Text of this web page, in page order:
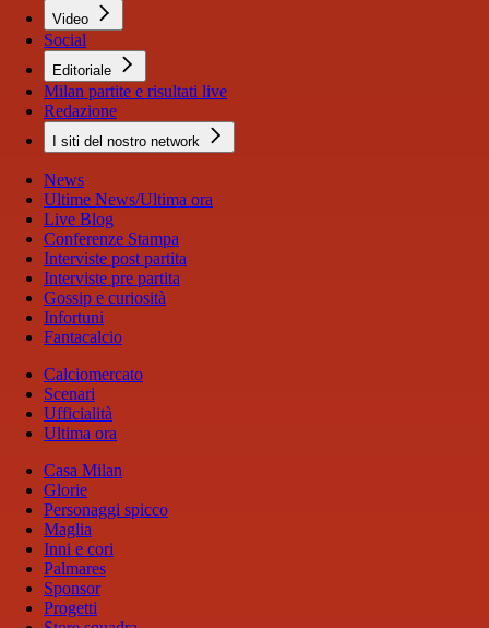
Video
Social
Editoriale
Milan partite e risultati live
Redazione
I siti del nostro network
News
Ultime News/Ultima ora
Live Blog
Conferenze Stampa
Interviste post partita
Interviste pre partita
Gossip e curiosità
Infortuni
Fantacalcio
Calciomercato
Scenari
Ufficialità
Ultima ora
Casa Milan
Glorie
Personaggi spicco
Maglia
Inni e cori
Palmares
Sponsor
Progetti